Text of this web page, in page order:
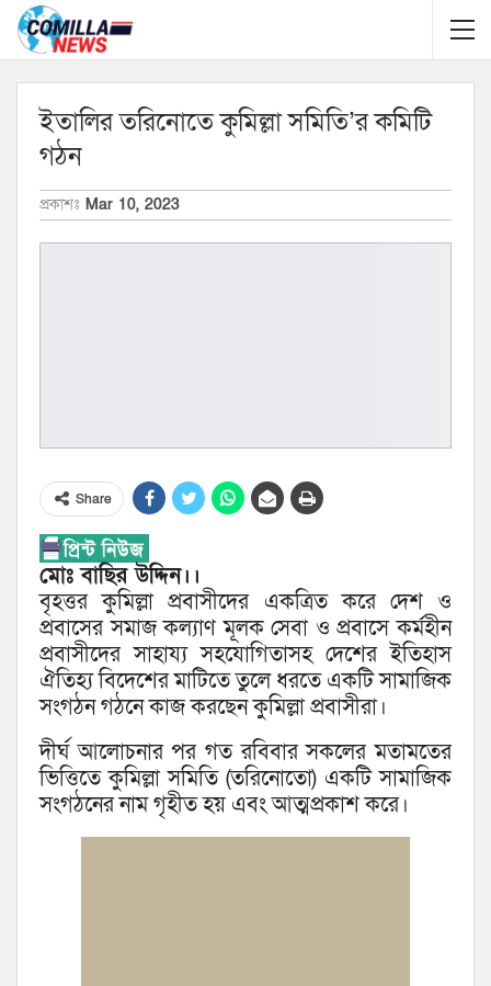
ইতালির তরিনোতে কুমিল্লা সমিতি’র কমিটি
গঠন
প্রকাশঃ Mar 10, 2023
Share
মোঃ বাছির উদ্দিন।।
বৃহত্তর কুমিল্লা প্রবাসীদের একত্রিত করে দেশ ও
প্রবাসের সমাজ কল্যাণ মূলক সেবা ও প্রবাসে কর্মহীন
প্রবাসীদের সাহায্য সহযোগিতাসহ দেশের ইতিহাস
ঐতিহ্য বিদেশের মাটিতে তুলে ধরতে একটি সামাজিক
সংগঠন গঠনে কাজ করছেন কুমিল্লা প্রবাসীরা।
দীর্ঘ আলোচনার পর গত রবিবার সকলের মতামতের
ভিত্তিতে কুমিল্লা সমিতি (তরিনোতো) একটি সামাজিক
সংগঠনের নাম গৃহীত হয় এবং আত্মপ্রকাশ করে।